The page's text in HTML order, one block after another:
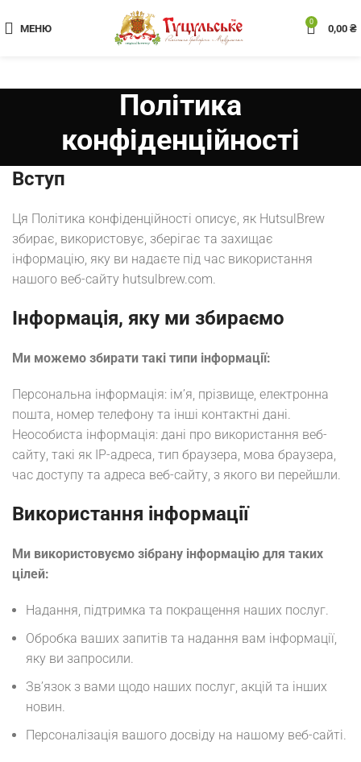
МЕНЮ
0
0,00 ₴
Політика
конфіденційності
Вступ
Ця Політика конфіденційності описує, як HutsulBrew
збирає, використовує, зберігає та захищає
інформацію, яку ви надаєте під час використання
нашого веб-сайту hutsulbrew.com.
Інформація, яку ми збираємо
Ми можемо збирати такі типи інформації:
Персональна інформація: ім’я, прізвище, електронна
пошта, номер телефону та інші контактні дані.
Неособиста інформація: дані про використання веб-
сайту, такі як IP-адреса, тип браузера, мова браузера,
час доступу та адреса веб-сайту, з якого ви перейшли.
Використання інформації
Ми використовуємо зібрану інформацію для таких
цілей:
Надання, підтримка та покращення наших послуг.
Обробка ваших запитів та надання вам інформації,
яку ви запросили.
Зв’язок з вами щодо наших послуг, акцій та інших
новин.
Персоналізація вашого досвіду на нашому веб-сайті.